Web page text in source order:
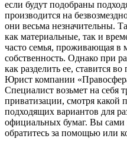
если будут подобраны
производится на
они весьма незначительны.
как материальные, так и
часто семья, проживающая в
собственность. Однако при
как разделить ее, ставится
Юрист компании
Специалист возьмет на себя
приватизации, смотря какой
подходящих вариантов для
официальных бумаг. Вы сами
обратитесь за помощью или